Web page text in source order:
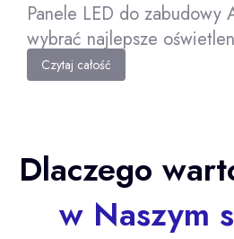
Panele LED do zabudowy
wybrać najlepsze
Czytaj całość
Dlaczego
w Naszym